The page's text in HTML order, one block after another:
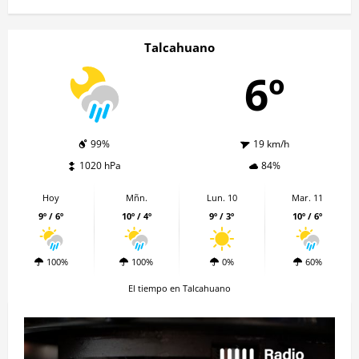
Talcahuano
6º
99%
19 km/h
1020 hPa
84%
Hoy
9º / 6º
100%
Mñn.
10º / 4º
100%
Lun. 10
9º / 3º
0%
Mar. 11
10º / 6º
60%
El tiempo en Talcahuano